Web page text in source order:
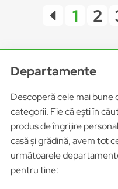
1 2
Departamente
Descoperă cele mai bune
categorii. Fie că ești în
produs de îngrijire
casă și grădină, avem tot
următoarele
pentru tine: